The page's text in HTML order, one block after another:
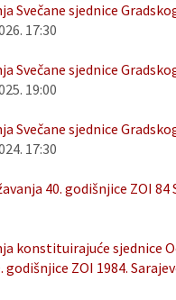
Svečane sjednice
17:30
Svečane sjednice
19:00
Svečane sjednice
17:30
40. godišnjice ZOI 84
konstituirajuće sjednice
ZOI 1984.